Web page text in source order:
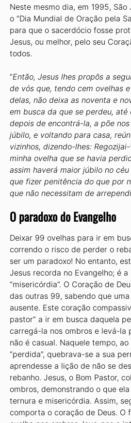
Neste mesmo dia, em 1995, São
o “Dia Mundial de Oração pela
para que o sacerdócio fosse
Jesus, ou melhor, pelo seu
todos.
“Então, Jesus lhes propôs a
de vós que, tendo cem ovelhas
delas, não deixa as noventa e
em busca da que se perdeu, até
depois de encontrá-la, a põe
júbilo, e voltando para casa,
vizinhos, dizendo-lhes:
minha ovelha que se havia
assim haverá maior júbilo no
que fizer penitência do que por
que não necessitam de
O paradoxo do Evangelho
Deixar 99 ovelhas para ir em
correndo o risco de perder o
ser um paradoxo! No entanto,
Jesus recorda no Evangelho; é
“misericórdia”. O Coração de
das outras 99, sabendo que
ausente. Este coração
pastor” a ir em busca daquela
carregá-la nos ombros e levá-la
não é casual. Naquele tempo,
“perdida”, quebrava-se a sua
aprendesse a lição de não se
rebanho. Jesus, o Bom Pastor,
ombros, demonstrando o que
ternura e misericórdia. Assim,
comporta o coração de Deus. O